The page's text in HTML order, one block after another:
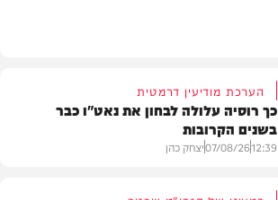
הערכת מודיעין דרמטית
כך רוסיה עלולה לבחון את נאט"ו כבר
בשנים הקרובות
12:39
07/08/26יצחק כהן